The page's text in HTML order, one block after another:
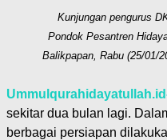
Kunjungan pengurus
Pondok Pesantren
Balikpapan, Rabu (25/01/
sekitar dua bulan lagi.
berbagai persiapan